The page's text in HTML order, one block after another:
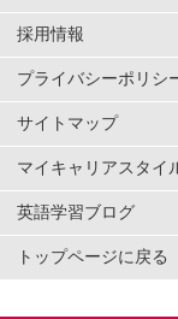
採用情報
プライバシーポリシ
サイトマップ
マイキャリアスタイ
英語学習ブログ
トップページに戻る